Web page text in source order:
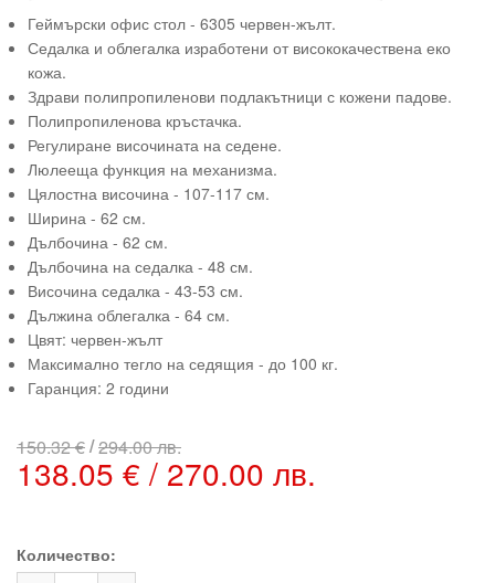
Геймърски офис стол - 6305 червен-жълт.
Седалка и облегалка изработени от висококачествена еко
кожа.
Здрави полипропиленови подлакътници с кожени падове.
Полипропиленова кръстачка.
Регулиране височината на седене.
Люлееща функция на механизма.
Цялостна височина - 107-117 см.
Ширина - 62 см.
Дълбочина - 62 см.
Дълбочина на седалка - 48 см.
Височина седалка - 43-53 см.
Дължина облегалка - 64 см.
Цвят: червен-жълт
Максимално тегло на седящия - до 100 кг.
Гаранция: 2 години
150.32 €/294.00 лв.
138.05 € / 270.00 лв.
Количество: